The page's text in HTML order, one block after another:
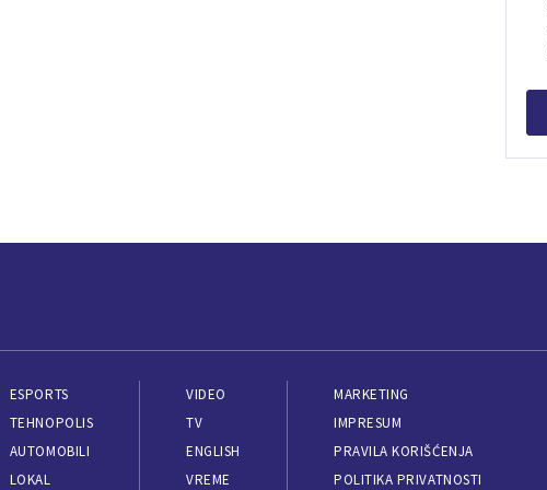
ESPORTS
TEHNOPOLIS
AUTOMOBILI
LOKAL
VIDEO
TV
ENGLISH
VREME
MARKETING
IMPRESUM
PRAVILA KORIŠĆENJA
POLITIKA PRIVATNOSTI